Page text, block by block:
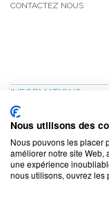
CONTACTEZ NOUS
INFORMATIONS
NOUVEAUTÉS
PROMOTIONS
CGV
CONFIDENTIALITÉ
MENTIONS LÉGALES
Nous utilisons des
Nous pouvons les placer
améliorer notre site Web,
une expérience
nous utilisons, ouvrez les